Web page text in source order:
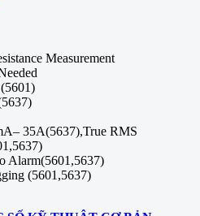
Measurement
35A(5637),True RMS
Alarm(5601,5637)
(5601,5637)